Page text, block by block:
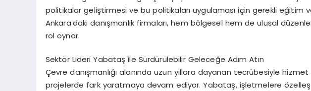
politikalar geliştirmesi ve bu politikaları uygulaması için gerekli eğitim
Ankara’daki danışmanlık firmaları, hem bölgesel hem de ulusal
rol oynar.
Sektör Lideri Yabataş ile Sürdürülebilir Geleceğe Adım Atın
Çevre danışmanlığı alanında uzun yıllara dayanan tecrübesiyle
projelerde fark yaratmaya devam ediyor. Yabataş, işletmelere